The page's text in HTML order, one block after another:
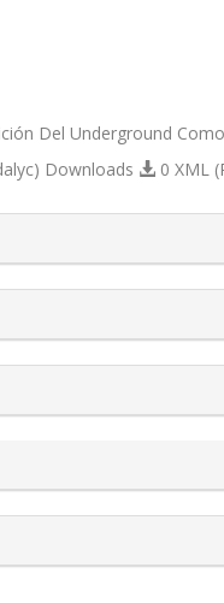
Del Underground
Downloads 0 XML